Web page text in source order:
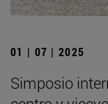
01 | 07 | 2025
Simposio